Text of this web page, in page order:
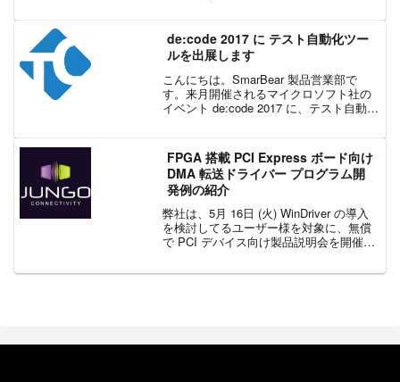
外での開催を希望される声も多く...
de:code 2017 に テスト自動化ツー
ルを出展します
こんにちは。SmarBear 製品営業部で
す。来月開催されるマイクロソフト社の
イベント de:code 2017 に、テスト自動化
ティックス・ジャパン社、...
FPGA 搭載 PCI Express ボード向け
DMA 転送ドライバー プログラム開
発例の紹介
弊社は、5月 16日 (火) WinDriver の導入
を検討してるユーザー様を対象に、無償
で PCI デバイス向け製品説明会を開催す
社の製品ページにて、Jungo 社の